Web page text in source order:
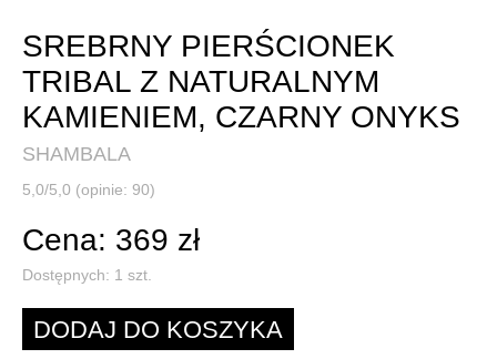
SREBRNY PIERŚCIONEK
TRIBAL Z NATURALNYM
KAMIENIEM, CZARNY ONYKS
SHAMBALA
5,0/5,0 (opinie: 90)
Cena: 369 zł
Dostępnych: 1 szt.